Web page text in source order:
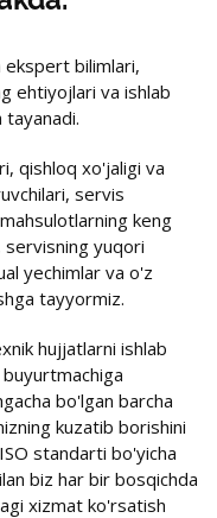
ekspert bilimlari,
ehtiyojlari va ishlab
tayanadi.
qishloq xo'jaligi va
servis
keng
yuqori
yechimlar va o'z
tayyormiz.
hujjatlarni ishlab
bo'lgan barcha
kuzatib borishini
standarti bo'yicha
biz har bir bosqichda
xizmat ko'rsatish